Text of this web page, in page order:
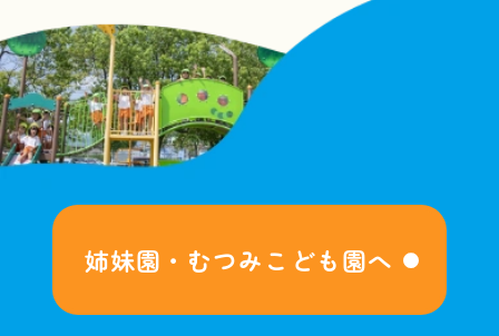
姉妹園・むつみこども園へ